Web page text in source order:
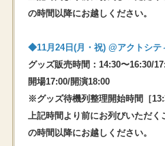
の時間以降にお越しください。
◆11⽉24⽇(月・祝) @アクトシ
グッズ販売時間：14:30〜16:30/
開場17:00/開演18:00
※グッズ待機列整理開始時間［
上記時間より前にお列びいただ
の時間以降にお越しください。